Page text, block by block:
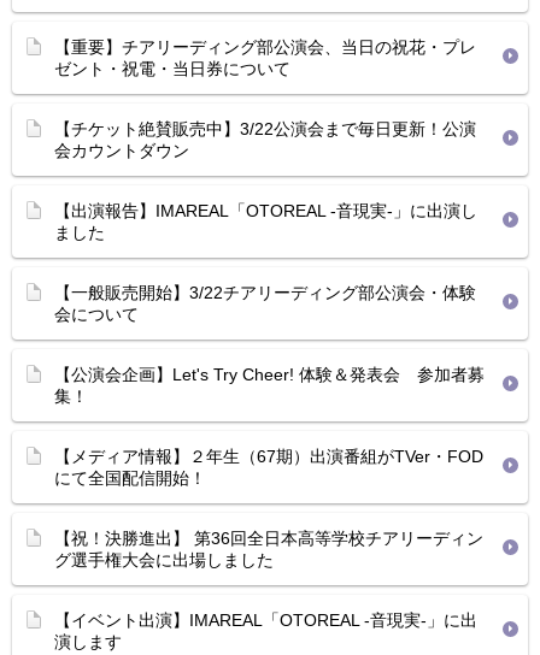
【重要】チアリーディング部公演会、当日の祝花・プレ
ゼント・祝電・当日券について
【チケット絶賛販売中】3/22公演会まで毎日更新！公演
会カウントダウン
【出演報告】IMAREAL「OTOREAL -音現実-」に出演し
ました
【一般販売開始】3/22チアリーディング部公演会・体験
会について
【公演会企画】Let's Try Cheer! 体験＆発表会 参加者募
集！
【メディア情報】２年生（67期）出演番組がTVer・FOD
にて全国配信開始！
【祝！決勝進出】 第36回全日本高等学校チアリーディン
グ選手権大会に出場しました
【イベント出演】IMAREAL「OTOREAL -音現実-」に出
演します